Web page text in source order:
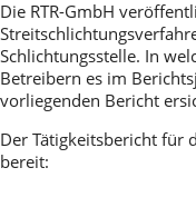
Die RTR-GmbH
Schlichtungsstelle. In
Betreibern es im
vorliegenden Bericht
Der Tätigkeitsbericht für
bereit: